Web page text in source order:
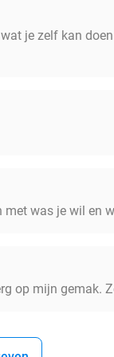
je zelf kan
was je wil en
op mijn gemak.